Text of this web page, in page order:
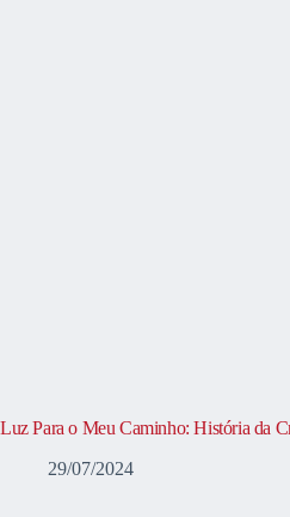
Luz Para o Meu Caminho: História da
29/07/2024